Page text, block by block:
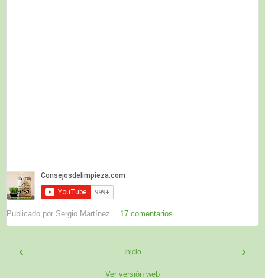
Publicado por Sergio Martínez 17 comentarios
‹ ›
Inicio
Ver versión web